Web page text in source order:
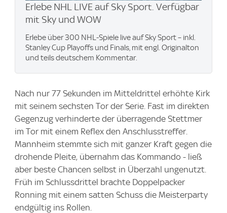
Erlebe NHL LIVE auf Sky Sport. Verfügbar
mit Sky und WOW
Erlebe über 300 NHL-Spiele live auf Sky Sport – inkl.
Stanley Cup Playoffs und Finals, mit engl. Originalton
und teils deutschem Kommentar.
Nach nur 77 Sekunden im Mitteldrittel erhöhte Kirk
mit seinem sechsten Tor der Serie. Fast im direkten
Gegenzug verhinderte der überragende Stettmer
im Tor mit einem Reflex den Anschlusstreffer.
Mannheim stemmte sich mit ganzer Kraft gegen die
drohende Pleite, übernahm das Kommando - ließ
aber beste Chancen selbst in Überzahl ungenutzt.
Früh im Schlussdrittel brachte Doppelpacker
Ronning mit einem satten Schuss die Meisterparty
endgültig ins Rollen.